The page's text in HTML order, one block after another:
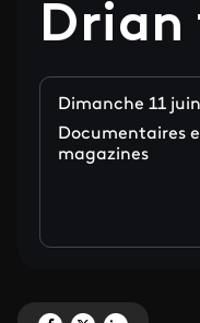
Drian
Dimanche 11
Documentaires
magazines